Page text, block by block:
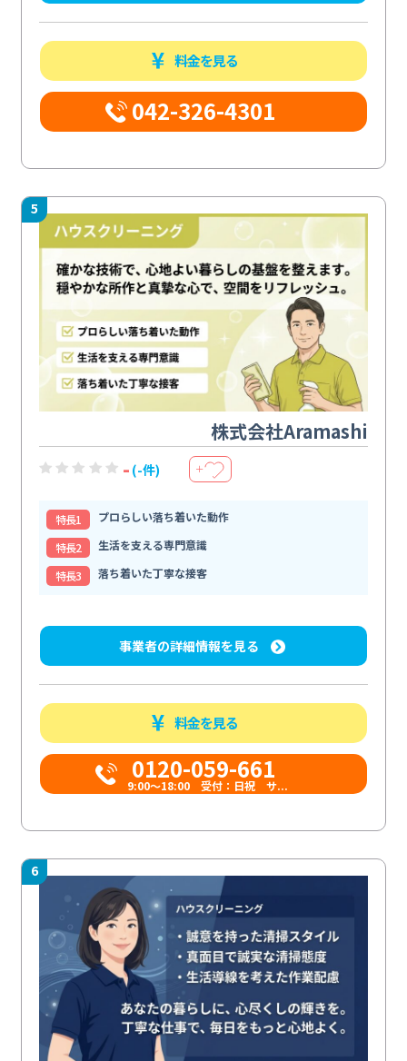
料金を見る
042-326-4301
5
株式会社Aramashi
- (-件) ＋
特⻑1
プロらしい落ち着いた動作
特⻑2
生活を支える専門意識
特⻑3
落ち着いた丁寧な接客
事業者の詳細情報を見る
料金を見る
0120-059-661
9:00〜18:00 受付：日祝 サ...
6